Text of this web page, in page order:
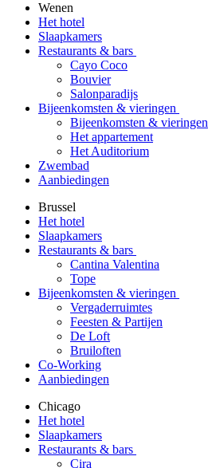
Wenen
Het hotel
Slaapkamers
Restaurants & bars
Cayo Coco
Bouvier
Salonparadijs
Bijeenkomsten & vieringen
Bijeenkomsten & vieringen
Het appartement
Het Auditorium
Zwembad
Aanbiedingen
Brussel
Het hotel
Slaapkamers
Restaurants & bars
Cantina Valentina
Tope
Bijeenkomsten & vieringen
Vergaderruimtes
Feesten & Partijen
De Loft
Bruiloften
Co-Working
Aanbiedingen
Chicago
Het hotel
Slaapkamers
Restaurants & bars
Cira